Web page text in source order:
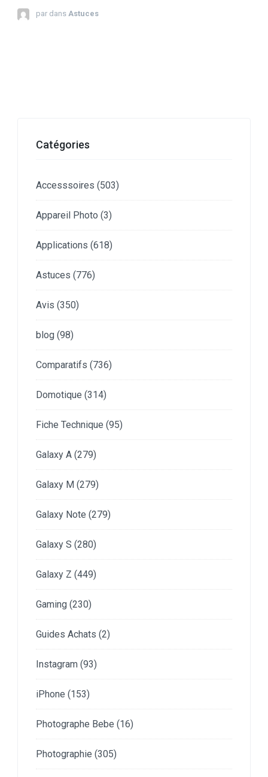
par dans Astuces
Catégories
Accesssoires (503)
Appareil Photo (3)
Applications (618)
Astuces (776)
Avis (350)
blog (98)
Comparatifs (736)
Domotique (314)
Fiche Technique (95)
Galaxy A (279)
Galaxy M (279)
Galaxy Note (279)
Galaxy S (280)
Galaxy Z (449)
Gaming (230)
Guides Achats (2)
Instagram (93)
iPhone (153)
Photographe Bebe (16)
Photographie (305)